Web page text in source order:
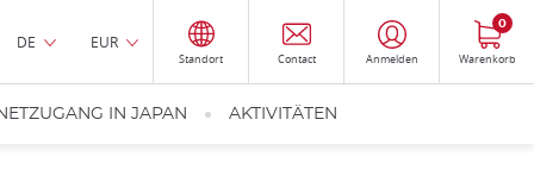
DE EUR
Standort Contact Anmelden Warenkorb
0
IN JAPAN AKTIVITÄTEN